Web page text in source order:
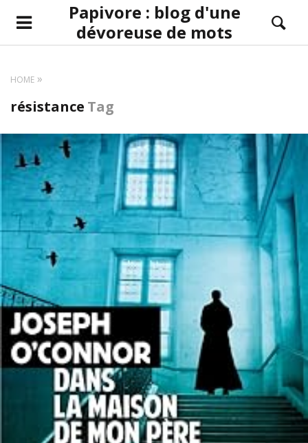
Papivore : blog d'une
dévoreuse de mots
HOME
résistance Tag
LIRE LA SUITE